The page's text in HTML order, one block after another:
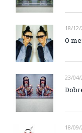
18/
O
23/04/
18/